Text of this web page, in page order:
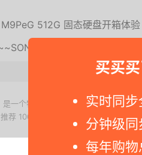
买买
实时同
分钟级
每年购
512G 固态硬盘开箱体验
索尼 Xperia XZ2
一个特价搜索引擎。我们实时监控和
荐 1000+ 高性价比商品和打折促销